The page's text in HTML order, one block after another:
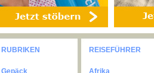
RUBRIKEN
Gepäck
REISEFÜHRER
Afrika